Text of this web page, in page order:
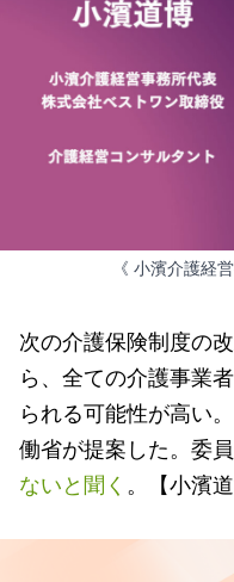
《 小濱介護経
次の介護保険制度の
ら、全ての介護事業
られる可能性が高い
働省が提案した。委
ないと聞く 。【小濱道